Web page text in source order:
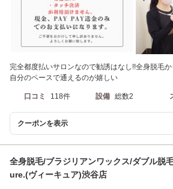
完全都度払いサロンなので勧誘はなし!!全身脱毛
自分のペースで通えるのが嬉しい
口コミ 118件 設備 総数2
クーポンを表示
全身脱毛/ブラジリアンワックス/ダブル脱
ure.(ヴィーキュア)渋谷店